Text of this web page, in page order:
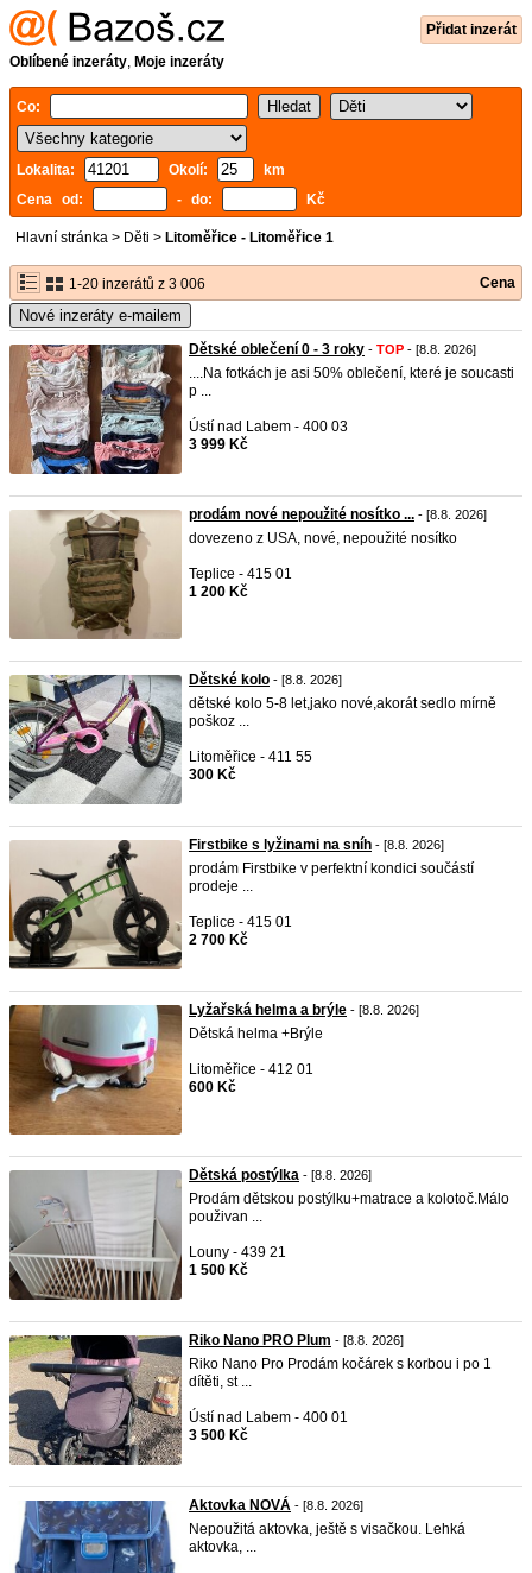
Přidat inzerát
Oblíbené inzeráty, Moje inzeráty
Co:
Lokalita: Okolí:
km
Cena od:
- do: Kč
Hlavní stránka > Děti > Litoměřice - Litoměřice 1
1-20 inzerátů z 3 006 Cena
Nové inzeráty e-mailem
Dětské oblečení 0 - 3 roky - TOP - [8.8. 2026]
....Na fotkách je asi 50% oblečení, které je soucasti
p ...
Ústí nad Labem - 400 03
3 999 Kč
prodám nové nepoužité nosítko ... - [8.8. 2026]
dovezeno z USA, nové, nepoužité nosítko
Teplice - 415 01
1 200 Kč
Dětské kolo - [8.8. 2026]
dětské kolo 5-8 let,jako nové,akorát sedlo mírně
poškoz ...
Litoměřice - 411 55
300 Kč
Firstbike s lyžinami na sníh - [8.8. 2026]
prodám Firstbike v perfektní kondici součástí
prodeje ...
Teplice - 415 01
2 700 Kč
Lyžařská helma a brýle - [8.8. 2026]
Dětská helma +Brýle
Litoměřice - 412 01
600 Kč
Dětská postýlka - [8.8. 2026]
Prodám dětskou postýlku+matrace a kolotoč.Málo
použivan ...
Louny - 439 21
1 500 Kč
Riko Nano PRO Plum - [8.8. 2026]
Riko Nano Pro Prodám kočárek s korbou i po 1
dítěti, st ...
Ústí nad Labem - 400 01
3 500 Kč
Aktovka NOVÁ - [8.8. 2026]
Nepoužitá aktovka, ještě s visačkou. Lehká
aktovka, ...